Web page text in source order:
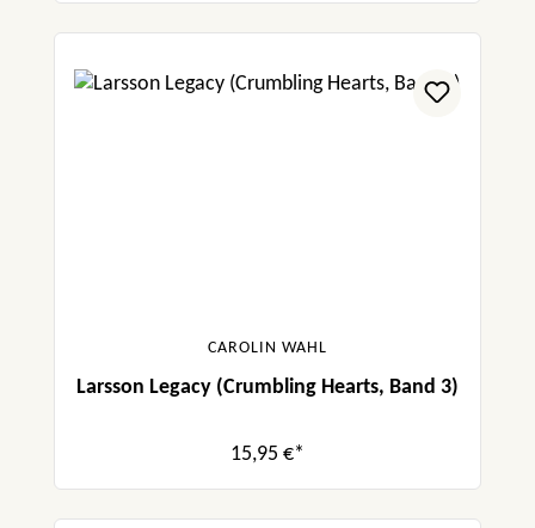
CAROLIN WAHL
Larsson Legacy (Crumbling Hearts, Band 3)
15,95 €*